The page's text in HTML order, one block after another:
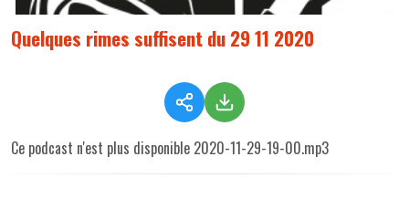
Quelques rimes suffisent du 29 11 2020
Ce podcast n'est plus disponible 2020-11-29-19-00.mp3